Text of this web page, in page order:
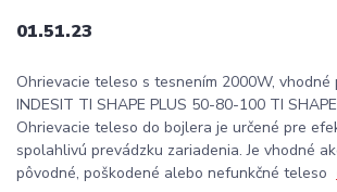
01.51.23
Ohrievacie teleso s tesnením 2000W, vhodné
INDESIT TI SHAPE PLUS 50-80-100 TI
Ohrievacie teleso do bojlera je určené pre
spolahlivú prevádzku zariadenia. Je vhodné
pôvodné, poškodené alebo nefunkčné teleso